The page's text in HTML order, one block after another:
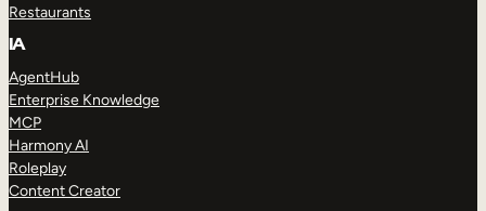
Restaurants
IA
AgentHub
Enterprise Knowledge
MCP
Harmony AI
Roleplay
Content Creator